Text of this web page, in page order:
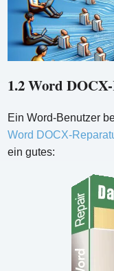
1.2 Word
Ein Word-Benutzer
Word DOCX-
ein gutes: